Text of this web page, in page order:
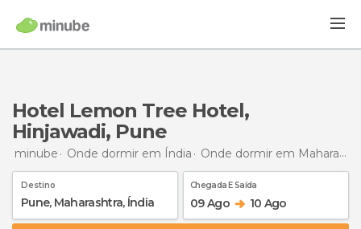
Hotel Lemon Tree Hotel,
Hinjawadi, Pune
minube Onde dormir em Índia Onde dormir em Maharashtra
Destino Chegada E Saída
09 Ago 10 Ago